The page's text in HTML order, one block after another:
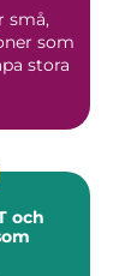
små,
som
stora
och